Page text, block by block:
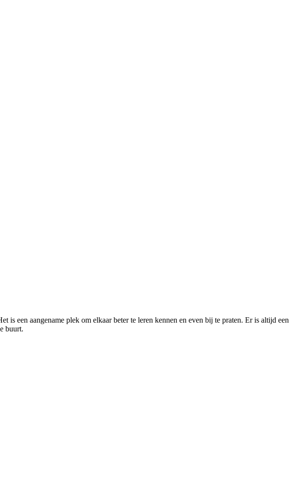
een aangename plek om elkaar beter te leren kennen en even bij te praten. Er is altijd een
buurt.